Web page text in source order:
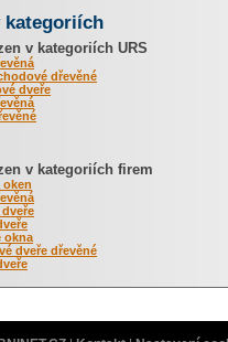
kategoriích
v kategoriích URS
dřevěné
dveře
v kategoriích firem
oken
okna
dveře dřevěné